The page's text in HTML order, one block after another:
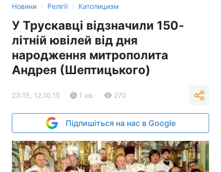
Новини › Релігії › Католицизм
У Трускавці відзначили 150-
літній ювілей від дня
народження митрополита
Андрея (Шептицького)
23:15, 12.10.15 1 хв. 270
Підпишіться на нас в Google